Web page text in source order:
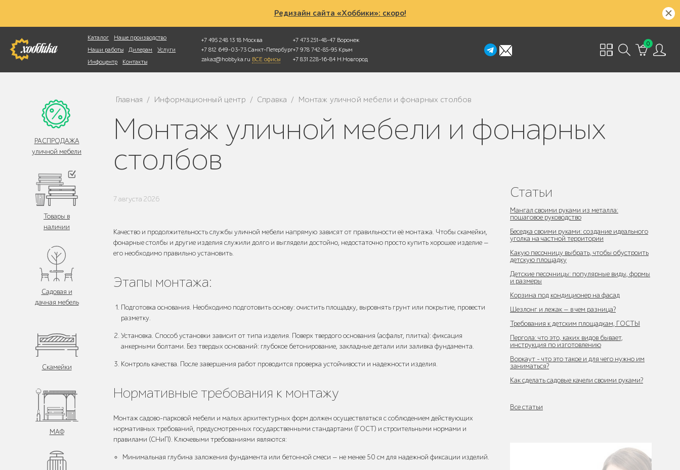
Редизайн сайта «Хоббики»: скоро!
Каталог
Наше производство
Наши работы
Дилерам
Услуги
Инфоцентр
Контакты
+7 495 248 13 18 Москва
+7 812 649-03-73 Санкт-Петербург
zakaz@hobbyka.ru ВСЕ офисы
+7 473 251-48-47 Воронеж
+7 978 742-85-95 Крым
+7 831 228-16-84 Н.Новгород
0
Фотопоиск
РАСПРОДАЖА
уличной мебели
Товары в
наличии
Садовая и
дачная мебель
Скамейки
МАФ
Главная / Информационный центр / Справка / Монтаж уличной мебели и фонарных столбов
Монтаж уличной мебели и фонарных
столбов
7 августа 2026
Качество и продолжительность службы уличной мебели напрямую зависят от правильности её монтажа. Чтобы скамейки,
фонарные столбы и другие изделия служили долго и выглядели достойно, недостаточно просто купить хорошее изделие —
его необходимо правильно установить.
Этапы монтажа:
Подготовка основания. Необходимо подготовить основу: очистить площадку, выровнять грунт или покрытие, провести
разметку.
Установка. Способ установки зависит от типа изделия. Поверх твердого основания (асфальт, плитка): фиксация
анкерными болтами. Без твердых оснований: глубокое бетонирование, закладные детали или заливка фундамента.
Контроль качества. После завершения работ проводится проверка устойчивости и надежности изделия.
Нормативные требования к монтажу
Монтаж садово-парковой мебели и малых архитектурных форм должен осуществляться с соблюдением действующих
нормативных требований, предусмотренных государственными стандартами (ГОСТ) и строительными нормами и
правилами (СНиП). Ключевыми требованиями являются:
Минимальная глубина заложения фундамента или бетонной смеси — не менее 50 см для надежной фиксации изделий.
Статьи
Мангал своими руками из металла:
пошаговое руководство
Беседка своими руками: создание идеального
уголка на частной территории
Какую песочницу выбрать, чтобы обустроить
детскую площадку
Детские песочницы: популярные виды, формы
и размеры
Корзина под кондиционер на фасад
Шезлонг и лежак — в чем разница?
Требования к детским площадкам, ГОСТЫ
Пергола: что это, каких видов бывает,
инструкция по изготовлению
Воркаут - что это такое и для чего нужно им
заниматься?
Как сделать садовые качели своими руками?
Все статьи